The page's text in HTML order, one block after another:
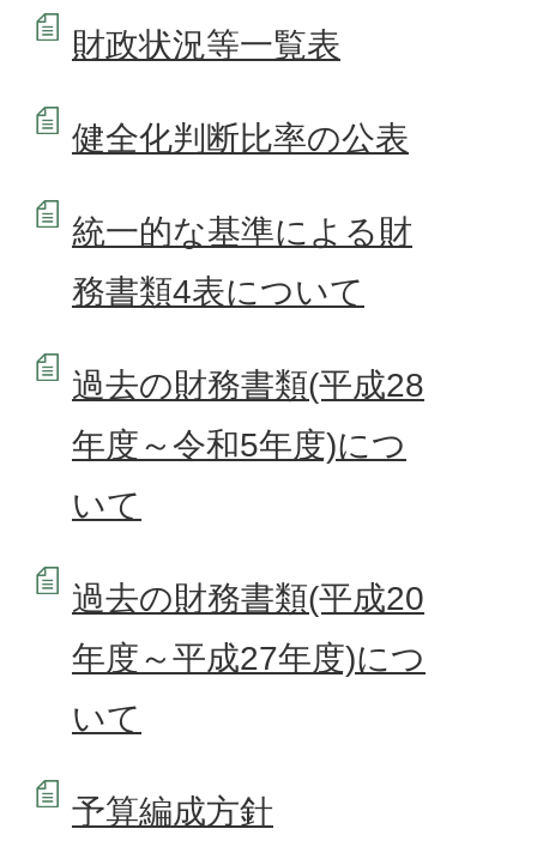
財政状況等一覧表
健全化判断比率の公表
統一的な基準による財
務書類4表について
過去の財務書類(平成28
年度～令和5年度)につ
いて
過去の財務書類(平成20
年度～平成27年度)につ
いて
予算編成方針